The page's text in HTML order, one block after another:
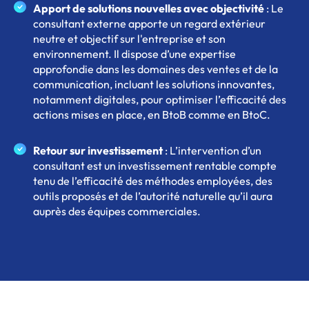
Apport de solutions nouvelles avec objectivité : Le
consultant externe apporte un regard extérieur
neutre et objectif sur l'entreprise et son
environnement. Il dispose d’une expertise
approfondie dans les domaines des ventes et de la
communication, incluant les solutions innovantes,
notamment digitales, pour optimiser l’efficacité des
actions mises en place, en BtoB comme en BtoC.
Retour sur investissement: L’intervention d’un
consultant est un investissement rentable compte
tenu de l’efficacité des méthodes employées, des
outils proposés et de l’autorité naturelle qu’il aura
auprès des équipes commerciales.